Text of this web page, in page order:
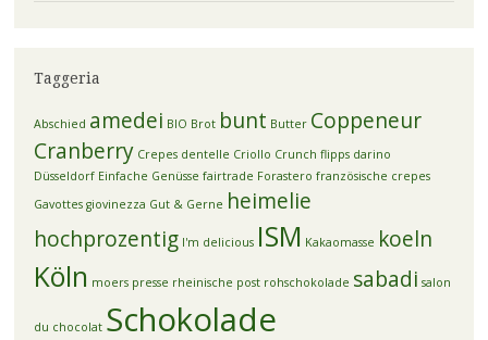
Taggeria
Abschied amedei BIO Brot bunt Butter Coppeneur
Cranberry Crepes dentelle Criollo Crunch flipps darino
Düsseldorf Einfache Genüsse fairtrade Forastero französische crepes
Gavottes giovinezza Gut & Gerne heimelie
hochprozentig I'm delicious ISM Kakaomasse koeln
Köln moers presse rheinische post rohschokolade sabadi salon
du chocolat Schokolade